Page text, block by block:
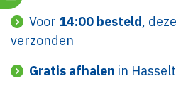
Voor 14:00 besteld,
verzonden
Gratis afhalen in